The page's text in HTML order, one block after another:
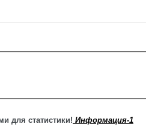
для статистики! Информация-1